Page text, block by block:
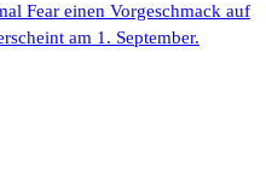
Fear einen Vorgeschmack auf
am 1. September.